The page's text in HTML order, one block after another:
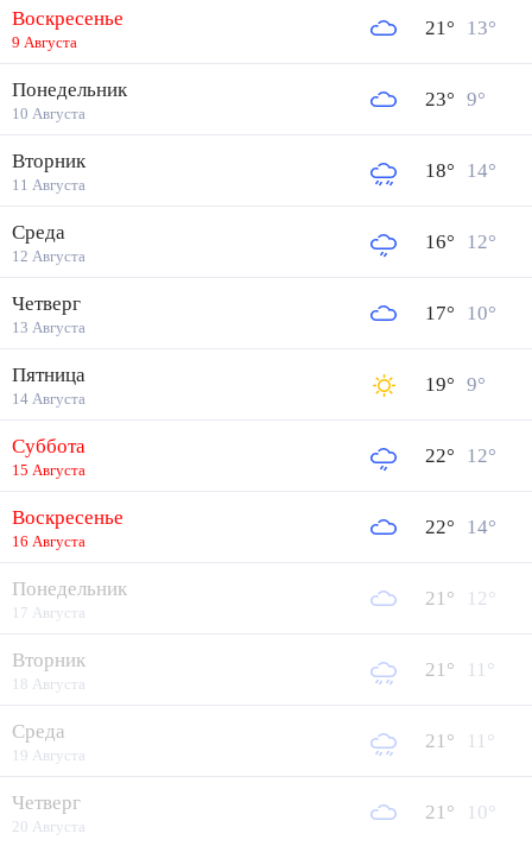
Воскресенье
9 Августа
21° 13°
Понедельник
10 Августа
23° 9°
Вторник
11 Августа
18° 14°
Среда
12 Августа
16° 12°
Четверг
13 Августа
17° 10°
Пятница
14 Августа
19° 9°
Суббота
15 Августа
22° 12°
Воскресенье
16 Августа
22° 14°
Понедельник
17 Августа
21° 12°
Вторник
18 Августа
21° 11°
Среда
19 Августа
21° 11°
Четверг
20 Августа
21° 10°